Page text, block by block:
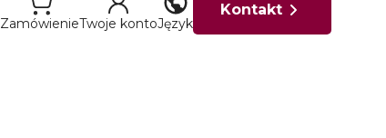
ZamówienieTwoje kontoJęzyk
Kontakt